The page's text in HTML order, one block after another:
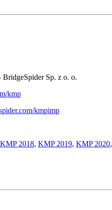
Sp. z o. o.
kmp
kmpimp
KMP 2018, KMP 2019, KMP 2020,